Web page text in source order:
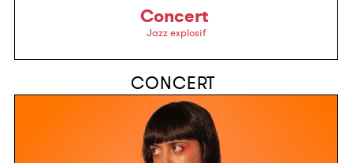
Concert
Jazz explosif
CONCERT